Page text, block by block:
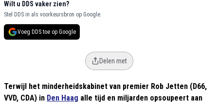
Wilt u DDS vaker zien?
Stel DDS in als voorkeursbron op Google.
Voeg DDS toe op Google
Delen met
Terwijl het minderheidskabinet van premier Rob Jetten (D66,
VVD, CDA) in Den Haag alle tijd en miljarden opsoupeert aan